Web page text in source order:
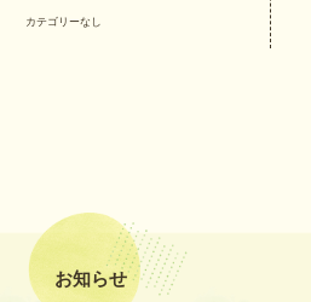
カテゴリーなし
お知らせ